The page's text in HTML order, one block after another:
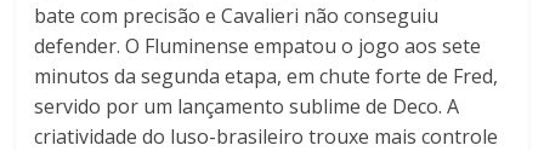
bate com precisão e Cavalieri não conseguiu
defender. O Fluminense empatou o jogo aos sete
minutos da segunda etapa, em chute forte de Fred,
servido por um lançamento sublime de Deco. A
criatividade do luso-brasileiro trouxe mais controle